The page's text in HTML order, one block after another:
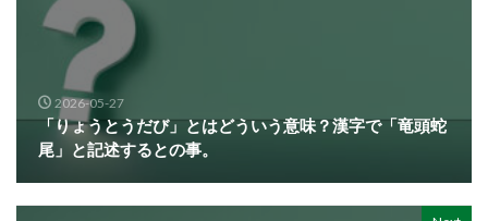
2026-05-27
「りょうとうだび」とはどういう意味？漢字で「竜頭蛇
尾」と記述するとの事。